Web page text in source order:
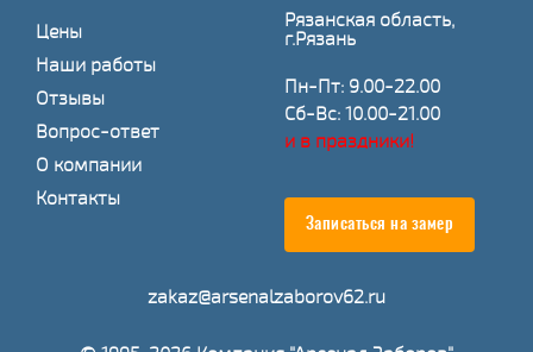
Цены
Наши работы
Отзывы
Вопрос-ответ
О компании
Контакты
Рязанская область,
г.Рязань
Пн-Пт: 9.00-22.00
Сб-Вс: 10.00-21.00
и в праздники!
Записаться на замер
zakaz@arsenalzaborov62.ru